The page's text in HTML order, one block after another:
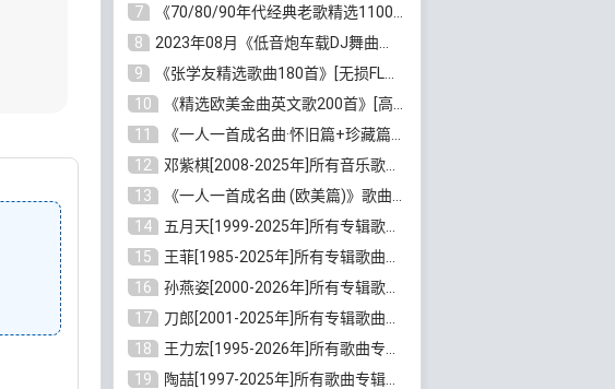
7
《70/80/90年代经典老歌精选1100首》[高品质MP3/320K/10GB]百度云网盘下载
8
2023年08月《低音炮车载DJ舞曲排行360首》劲爆歌曲合集[高品质MP3/320K/2.86GB]百度云网盘下载
9
《张学友精选歌曲180首》[无损FLAC/MP3/6.26GB]百度云网盘下载
10
《精选欧美金曲英文歌200首》[高品质MP3/320K/1.81GB]百度云网盘下载
11
《一人一首成名曲·怀旧篇+珍藏篇4CD》[无损WAV/DTS+高品质MP3/6.88GB]百度云网盘下载
12
邓紫棋[2008-2025年]所有音乐歌曲合集[无损FLAC/MP3/8.99GB]百度云网盘下载
13
《一人一首成名曲 (欧美篇)》歌曲合集打包[无损WAV/MP3/6.13GB]百度云网盘下载
14
五月天[1999-2025年]所有专辑歌曲合集打包[无损FLAC/MP3/23.84GB]百度云网盘下载
15
王菲[1985-2025年]所有专辑歌曲合集[无损FLAC/WAV/APE分轨+MP3/23.06GB]百度云网盘下载
16
孙燕姿[2000-2026年]所有专辑歌曲合集[无损FLAC/MP3/9.73GB]百度云网盘下载
17
刀郎[2001-2025年]所有专辑歌曲合集打包[无损FLAC/MP3/8.91GB]百度云网盘下载
18
王力宏[1995-2026年]所有歌曲专辑合集[无损FLAC/MP3/14.41GB]百度云网盘下载
19
陶喆[1997-2025年]所有歌曲专辑合集[无损FLAC/MP3/7.75GB]百度云网盘下载